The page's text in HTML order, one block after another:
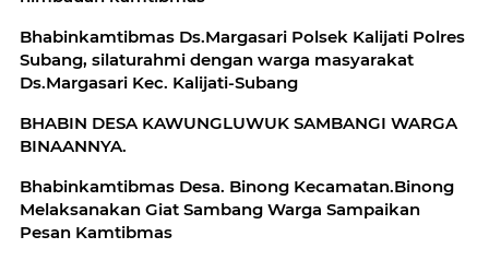
Bhabinkamtibmas Ds.Margasari Polsek Kalijati Polres
Subang, silaturahmi dengan warga masyarakat
Ds.Margasari Kec. Kalijati-Subang
BHABIN DESA KAWUNGLUWUK SAMBANGI WARGA
BINAANNYA.
Bhabinkamtibmas Desa. Binong Kecamatan.Binong
Melaksanakan Giat Sambang Warga Sampaikan
Pesan Kamtibmas